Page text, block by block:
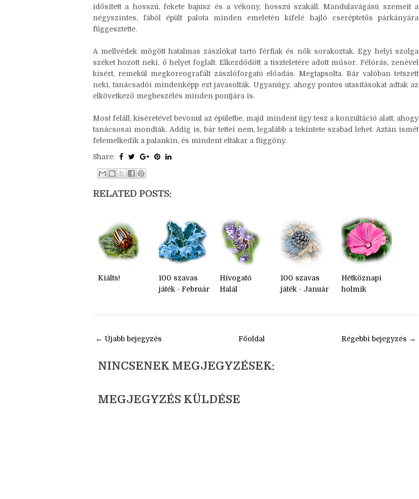
hajlandó vendégként a palota udvarára lépni. Kinyílt az ajtó, majd egy, zhun vérűhöz képest
magas, többrétegű, köntösszerű selyemruhába öltözött férfi lépett a döngölt talajra. Arca
hosszúkás volt, bőre, mint minden zhunnak, sárgás árnyalatú, fiatal vonásain sokat
négyszintes, fából épült palota minden emeletén kifelé hajló cseréptetős párkányára
függesztette.
A mellvédek mögött hatalmas zászlókat tartó férfiak és nők sorakoztak. Egy helyi szolga
széket hozott neki, ő helyet foglalt. Elkezdődött a tiszteletére adott műsor. Félórás, zenével
neki, tanácsadói mindenképp ezt javasolták. Ugyanúgy, ahogy pontos utasításokat adtak az
elkövetkező megbeszélés minden pontjára is.
Most feláll, kíséretével bevonul az épületbe, majd mindent úgy tesz a konzultáció alatt, ahogy
felemelkedik a palankin, és mindent eltakar a függöny.
Share:
RELATED POSTS:
← Újabb bejegyzés Főoldal
NINCSENEK MEGJEGYZÉSEK: